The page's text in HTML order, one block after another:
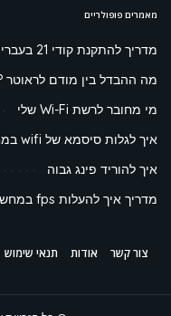
מאמרים פופולריים
מדריך להתקנת קודי 21 בעברית
מה ההבדל בין מודם לראוטר
מי מחובר לרשת Wi-Fi שלי
איך לגלות סיסמא של wifi במחשב
איך להוריד פינג גבוה
מדריך איך להעלות fps במחשב
צור קשר אודות תנאי שימוש